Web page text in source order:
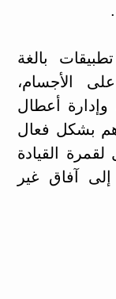
بالغة
الأجسام،
وإدارة أعطال
بشكل فعال
القيادة
آفاق غير